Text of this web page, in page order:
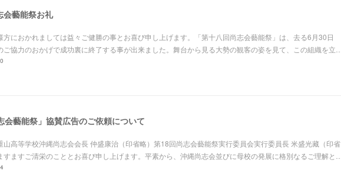
会藝能祭お礼
方におかれましては益々ご健勝の事とお喜び申し上げます。「第十八回尚志会藝能祭」は、去る6月30日
ご協力のおかげで成功裏に終了する事が出来ました。舞台から見る大勢の観客の姿を見て、この組織を立…
会藝能祭」協賛広告のご依頼について
山高等学校沖縄尚志会会長 仲盛康治（印省略）第18回尚志会藝能祭実行委員会実行委員長 米盛光藏（印省
すますご清栄のこととお喜び申し上げます。平素から、沖縄尚志会並びに母校の発展に格別なるご理解と…